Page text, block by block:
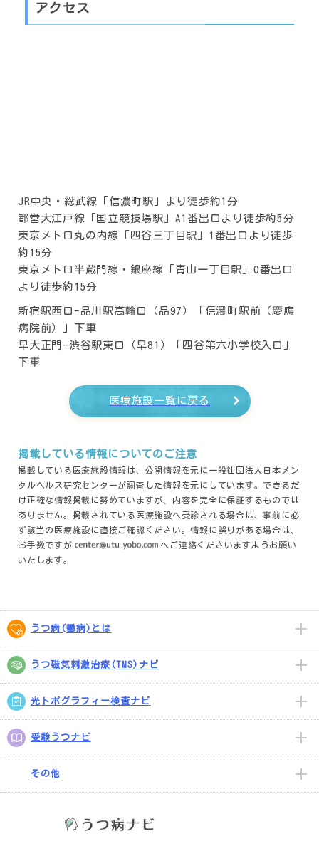
アクセス
JR中央・総武線「信濃町駅」より徒歩約1分
都営大江戸線「国立競技場駅」A1番出口より徒歩約5分
東京メトロ丸の内線「四谷三丁目駅」1番出口より徒歩
約15分
東京メトロ半蔵門線・銀座線「青山一丁目駅」0番出口
より徒歩約15分
新宿駅西口-品川駅高輪口（品97）「信濃町駅前（慶應
病院前）」下車
早大正門-渋谷駅東口（早81）「四谷第六小学校入口」
下車
医療施設一覧に戻る
掲載している情報についてのご注意
掲載している医療施設情報は、公開情報を元に一般社団法人日本メン
タルヘルス研究センターが調査した情報を元にしています。できるだ
け正確な情報掲載に努めていますが、内容を完全に保証するものでは
ありません。掲載されている医療施設へ受診される場合は、事前に必
ず該当の医療施設に直接ご確認ください。情報に誤りがある場合は、
お手数ですが
へご連絡くださいますようお願い
いたします。
うつ病(鬱病)とは
うつ磁気刺激治療(TMS)ナビ
光トポグラフィー検査ナビ
受験うつナビ
その他